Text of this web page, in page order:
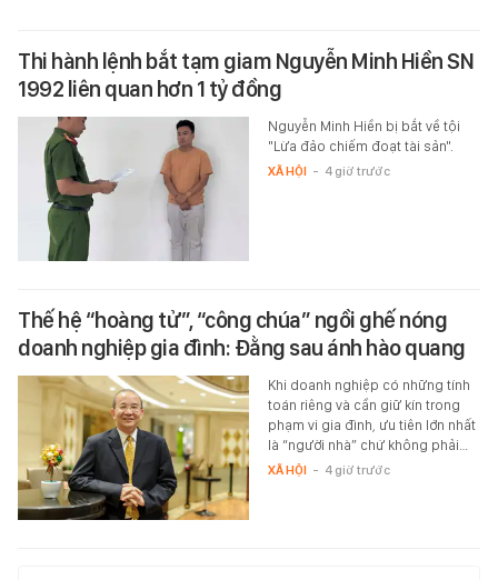
Thi hành lệnh bắt tạm giam Nguyễn Minh Hiền SN
1992 liên quan hơn 1 tỷ đồng
Nguyễn Minh Hiền bị bắt về tội
"Lừa đảo chiếm đoạt tài sản".
XÃ HỘI - 4 giờ trước
Thế hệ “hoàng tử”, “công chúa” ngồi ghế nóng
doanh nghiệp gia đình: Đằng sau ánh hào quang
Khi doanh nghiệp có những tính
toán riêng và cần giữ kín trong
phạm vi gia đình, ưu tiên lớn nhất
là “người nhà” chứ không phải…
XÃ HỘI - 4 giờ trước